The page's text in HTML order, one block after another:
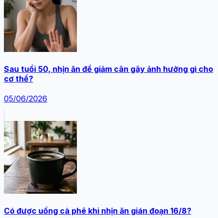
Sau tuổi 50, nhịn ăn để giảm cân gây ảnh hưởng gì cho
cơ thể?
05/06/2026
Có được uống cà phê khi nhịn ăn gián đoạn 16/8?